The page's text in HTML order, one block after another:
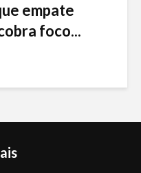
empate
foco...